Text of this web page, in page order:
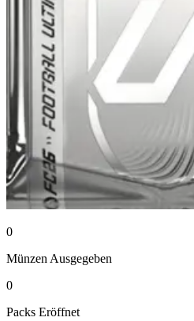
0
Münzen Ausgegeben
0
Packs Eröffnet